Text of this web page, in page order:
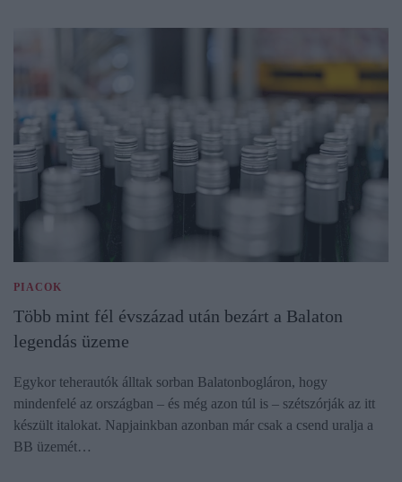
PIACOK
Több mint fél évszázad után bezárt a Balaton
legendás üzeme
Egykor teherautók álltak sorban Balatonbogláron, hogy
mindenfelé az országban – és még azon túl is – szétszórják az itt
készült italokat. Napjainkban azonban már csak a csend uralja a
BB üzemét…